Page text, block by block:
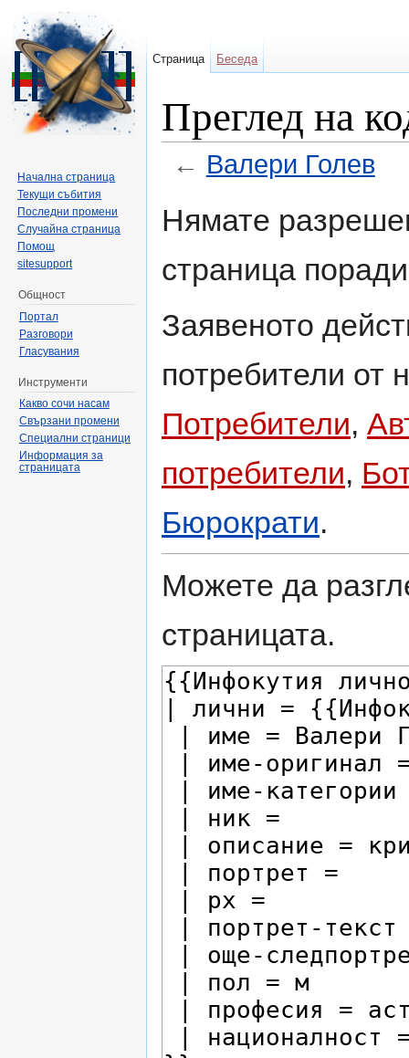
Преглед на
← Валери Голев
Нямате
страница
Заявеното
потребители от
Потребители,
потребители,
Бюрократи.
Можете да
страницата.
Страница Беседа
Начална страница
Текущи събития
Последни промени
Случайна страница
Помощ
sitesupport
Общност
Портал
Разговори
Гласувания
Инструменти
Какво сочи насам
Свързани промени
Специални страници
Информация за
страницата